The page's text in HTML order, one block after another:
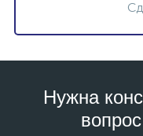
Нужна